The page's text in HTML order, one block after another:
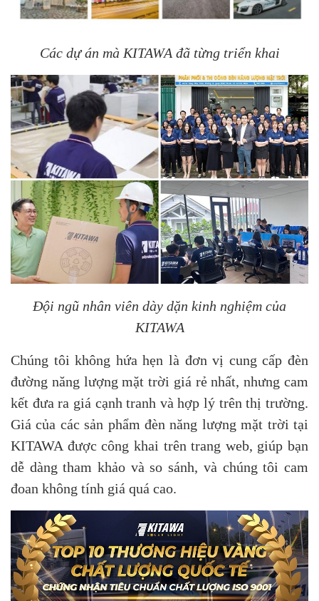
Các dự án mà KITAWA đã từng triển khai
Đội ngũ nhân viên dày dặn kinh nghiệm của
KITAWA
Chúng tôi không hứa hẹn là đơn vị cung cấp đèn
đường năng lượng mặt trời giá rẻ nhất, nhưng cam
kết đưa ra giá cạnh tranh và hợp lý trên thị trường.
Giá của các sản phẩm đèn năng lượng mặt trời tại
KITAWA được công khai trên trang web, giúp bạn
dễ dàng tham khảo và so sánh, và chúng tôi cam
đoan không tính giá quá cao.